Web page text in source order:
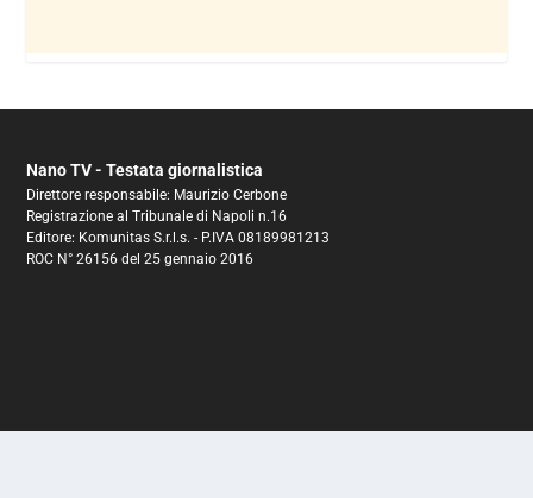
Nano TV - Testata giornalistica
Direttore responsabile: Maurizio Cerbone
Registrazione al Tribunale di Napoli n.16
Editore: Komunitas S.r.l.s. - P.IVA 08189981213
ROC N° 26156 del 25 gennaio 2016